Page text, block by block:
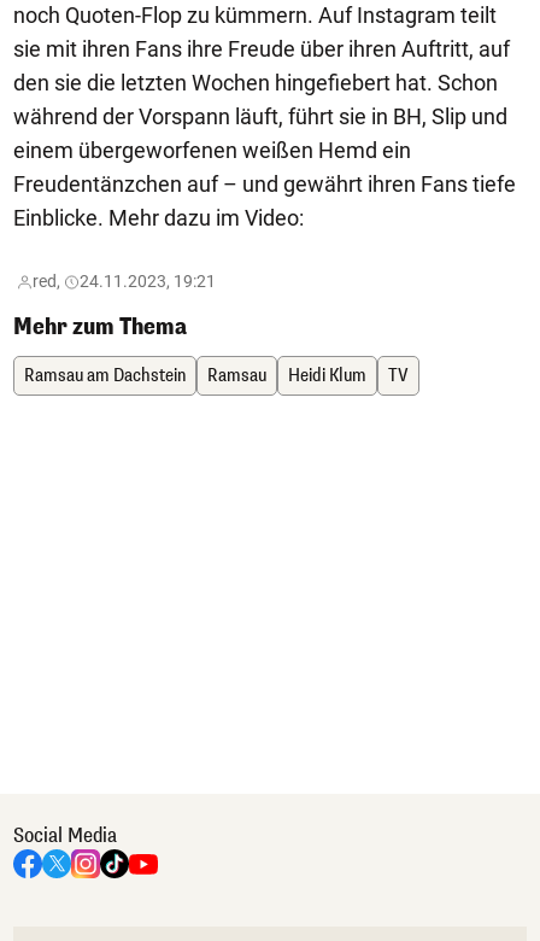
noch Quoten-Flop zu kümmern. Auf Instagram teilt
sie mit ihren Fans ihre Freude über ihren Auftritt, auf
den sie die letzten Wochen hingefiebert hat. Schon
während der Vorspann läuft, führt sie in BH, Slip und
einem übergeworfenen weißen Hemd ein
Freudentänzchen auf – und gewährt ihren Fans tiefe
Einblicke. Mehr dazu im Video:
red, 24.11.2023, 19:21
Mehr zum Thema
Ramsau am Dachstein Ramsau Heidi Klum TV
Social Media